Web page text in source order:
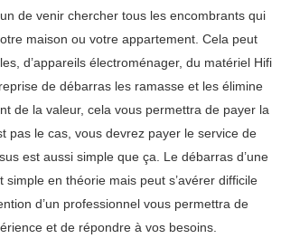
de venir chercher tous les encombrants qui
maison ou votre appartement. Cela peut
d’appareils électroménager, du matériel Hifi
de débarras les ramasse et les élimine
de la valeur, cela vous permettra de payer la
pas le cas, vous devrez payer le service de
est aussi simple que ça. Le débarras d’une
simple en théorie mais peut s’avérer difficile
d’un professionnel vous permettra de
et de répondre à vos besoins.